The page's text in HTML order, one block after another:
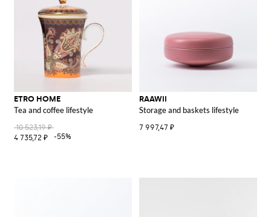
ETRO HOME
Tea and coffee lifestyle
10 523,19 ₽
4 735,72 ₽
-55%
RAAWII
Storage and baskets lifestyle
7 997,47 ₽